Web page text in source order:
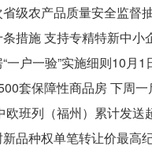
级农产品质量安全监督
措施 支持专精特新中小
一户一验”实施细则10月1
套保障性商品房 下周
欧班列（福州）累计发送
品种权单笔转让价最高